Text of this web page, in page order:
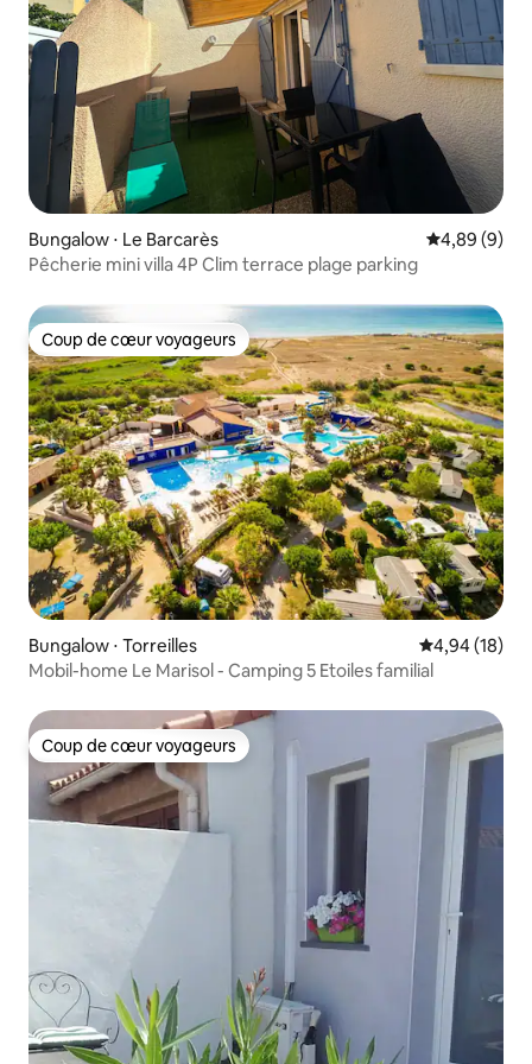
Bungalow ⋅ Le Barcarès Évaluation
4,89 (9)
Pêcherie mini villa 4P Clim terrace plage parking
Coup de cœur voyageurs
Coup de cœur voyageurs
Bungalow ⋅ Torreilles Évaluation
4,94 (18)
Mobil-home Le Marisol - Camping 5 Etoiles familial
Coup de cœur voyageurs
Coup de cœur voyageurs